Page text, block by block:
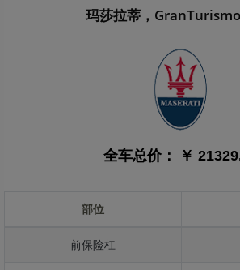
玛莎拉蒂，
全车总价： ￥
部位
前保险杠